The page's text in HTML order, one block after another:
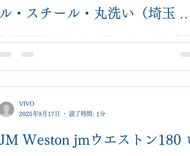
ル・スチール・丸洗い（埼玉 大
VIVOshoesalon 郵送可・他
断られた修理）
JM WESTON jmウエストン180ローファーのフル修
玉大宮のVIVOshoesalonでは郵送依頼や他店で断ら
難しい修理も承ります。
Weston jmウエストン180
VIVO
2025年9月17日
読了時間: 1分